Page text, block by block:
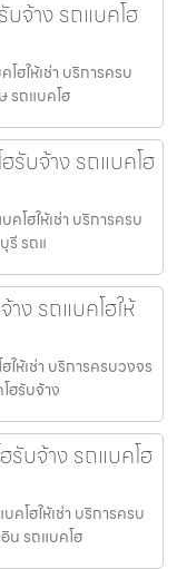
บจ้าง รถแบคโฮ
ฮให้เช่า บริการครบ
รถแบคโฮ
รับจ้าง รถแบคโฮ
โฮให้เช่า บริการครบ
รี รถแ
ง รถแบคโฮให้
ห้เช่า บริการครบวงจร
ฮรับจ้าง
รับจ้าง รถแบคโฮ
คโฮให้เช่า บริการครบ
น รถแบคโฮ